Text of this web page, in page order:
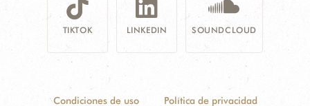
TIKTOK LINKEDIN SOUNDCLOUD
Condiciones de uso Política de privacidad